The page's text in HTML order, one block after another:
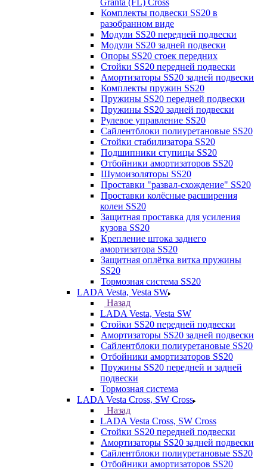
Granta (FL) Cross
Комплекты подвески SS20 в
разобранном виде
Модули SS20 передней подвески
Модули SS20 задней подвески
Опоры SS20 стоек передних
Стойки SS20 передней подвески
Амортизаторы SS20 задней подвески
Комплекты пружин SS20
Пружины SS20 передней подвески
Пружины SS20 задней подвески
Рулевое управление SS20
Сайлентблоки полиуретановые SS20
Стойки стабилизатора SS20
Подшипники ступицы SS20
Отбойники амортизаторов SS20
Шумоизоляторы SS20
Проставки "развал-схождение" SS20
Проставки колёсные расширения
колеи SS20
Защитная проставка для усиления
кузова SS20
Крепление штока заднего
амортизатора SS20
Защитная оплётка витка пружины
SS20
Тормозная система SS20
LADA Vesta, Vesta SW
Назад
LADA Vesta, Vesta SW
Стойки SS20 передней подвески
Амортизаторы SS20 задней подвески
Сайлентблоки полиуретановые SS20
Отбойники амортизаторов SS20
Пружины SS20 передней и задней
подвески
Тормозная система
LADA Vesta Cross, SW Cross
Назад
LADA Vesta Cross, SW Cross
Стойки SS20 передней подвески
Амортизаторы SS20 задней подвески
Сайлентблоки полиуретановые SS20
Отбойники амортизаторов SS20